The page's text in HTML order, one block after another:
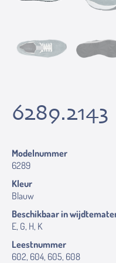
6289.2143
Modelnummer
6289
Kleur
Blauw
Beschikbaar in
E, G, H, K
Leestnummer
602, 604, 605, 608